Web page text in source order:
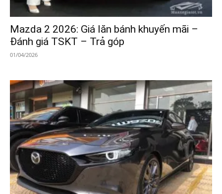
Mazda 2 2026: Giá lăn bánh khuyến mãi –
Đánh giá TSKT – Trả góp
01/04/2026